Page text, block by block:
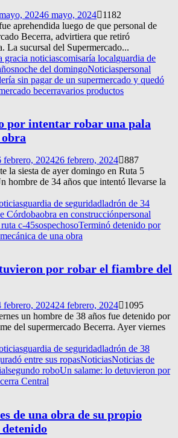
20246 mayo, 2024
1182
aprehendida luego de que personal de
Becerra, advirtiera que retiró
La sucursal del Supermercado...
gracia noticiascomisaría localguardia de
noche del domingoNoticiaspersonal
sin pagar de un supermercado y quedó
becerravarios productos
por intentar robar una pala
febrero, 202426 febrero, 2024 887
la siesta de ayer domingo en Ruta 5
hombre de 34 años que intentó llevarse la
guardia de seguridadladrón de 34
Córdobaobra en construcciónpersonal
c-45sospechosoTerminó detenido por
de una obra
por robar el fiambre del
febrero, 202424 febrero, 2024
1095
un hombre de 38 años fue detenido por
del supermercado Becerra. Ayer viernes
guardia de seguridadladrón de 38
entre sus ropasNoticiasNoticias de
segundo roboUn salame: lo detuvieron por
Central
de una obra de su propio